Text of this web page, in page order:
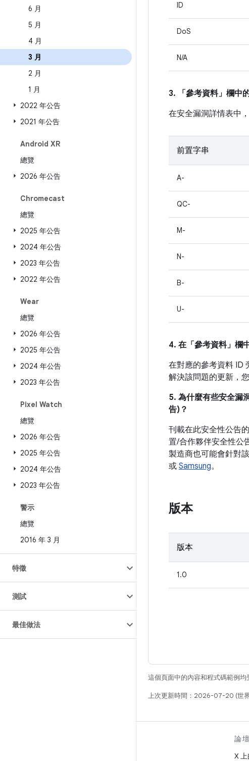
6 月
5 月
4 月
3 月
2 月
1 月
2022 年公告
2021 年公告
Android XR
總覽
2026 年公告
Chromecast
總覽
2025 年公告
2024 年公告
2023 年公告
2022 年公告
Wear
總覽
2026 年公告
2025 年公告
2024 年公告
2023 年公告
Pixel Watch
總覽
2026 年公告
2025 年公告
2024 年公告
2023 年公告
警示
總覽
2016 年 3 月
特徵
測試
最佳做法
ID
DoS
N/A
3. 「參考資料」 欄中
在安全漏洞詳情表中
前置字串
A-
QC-
M-
N-
B-
U-
4. 在「參考資料」 欄
在對應的參考資料 ID
解決該問題的更新，
5. 為什麼有些安全漏
告)？
刊載在此安全性公告
置/合作夥伴安全性公
製造商也可能會針對
或 Samsung。
版本
版本
1.0
這個頁面中的內容和程式碼範例均
上次更新時間：2026-07-20 (世界
論壇
X